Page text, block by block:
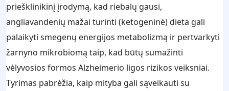
priešklinikinį įrodymą, kad riebalų gausi,
angliavandenių mažai turinti (ketogeninė) dieta gali
palaikyti smegenų energijos metabolizmą ir pertvarkyti
žarnyno mikrobiomą taip, kad būtų sumažinti
vėlyvosios formos Alzheimerio ligos rizikos veiksniai.
Tyrimas pabrėžia, kaip mityba gali sąveikauti su